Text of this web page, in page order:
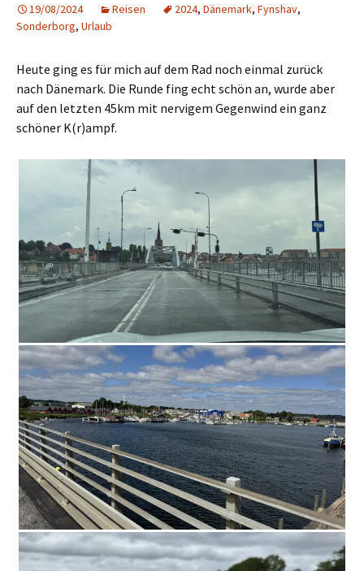
19/08/2024 Reisen 2024, Dänemark, Fynshav,
Sonderborg, Urlaub
Heute ging es für mich auf dem Rad noch einmal zurück
nach Dänemark. Die Runde fing echt schön an, wurde aber
auf den letzten 45km mit nervigem Gegenwind ein ganz
schöner K(r)ampf.